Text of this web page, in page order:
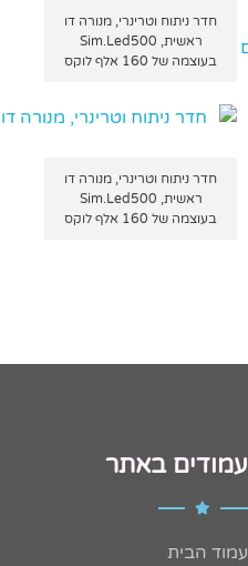
חדר ניתוח וטרינרי, מנורה דו
ראשית, Sim.Led500
בעוצמה של 160 אלף לוקס
חדר ניתוח וטרינרי, מנורה דו
ראשית, Sim.Led500
בעוצמה של 160 אלף לוקס
עמודים באתר
עמוד הבית